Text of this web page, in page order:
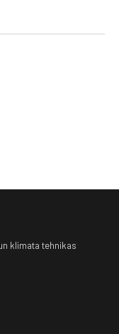
klimata tehnikas